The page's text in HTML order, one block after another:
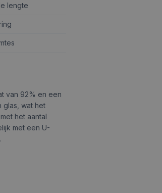
lengte
van 92% en een
glas, wat het
het aantal
met een U-